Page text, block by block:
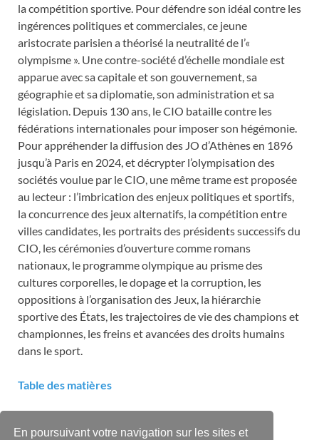
En poursuivant votre navigation sur les sites et
la compétition sportive. Pour défendre son idéal contre les
ingérences politiques et commerciales, ce jeune
aristocrate parisien a théorisé la neutralité de l’«
olympisme ». Une contre-société d’échelle mondiale est
apparue avec sa capitale et son gouvernement, sa
géographie et sa diplomatie, son administration et sa
législation. Depuis 130 ans, le CIO bataille contre les
fédérations internationales pour imposer son hégémonie.
Pour appréhender la diffusion des JO d’Athènes en 1896
jusqu’à Paris en 2024, et décrypter l’olympisation des
sociétés voulue par le CIO, une même trame est proposée
au lecteur : l’imbrication des enjeux politiques et sportifs,
la concurrence des jeux alternatifs, la compétition entre
villes candidates, les portraits des présidents successifs du
CIO, les cérémonies d’ouverture comme romans
nationaux, le programme olympique au prisme des
cultures corporelles, le dopage et la corruption, les
oppositions à l’organisation des Jeux, la hiérarchie
sportive des États, les trajectoires de vie des champions et
championnes, les freins et avancées des droits humains
dans le sport.
Table des matières